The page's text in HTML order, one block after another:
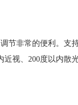
节非常的便利。支
视、200度以内散